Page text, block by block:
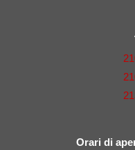
Orari di